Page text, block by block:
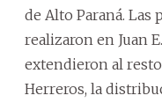
de Alto Paraná. Las
realizaron en Juan
extendieron al
Herreros, la